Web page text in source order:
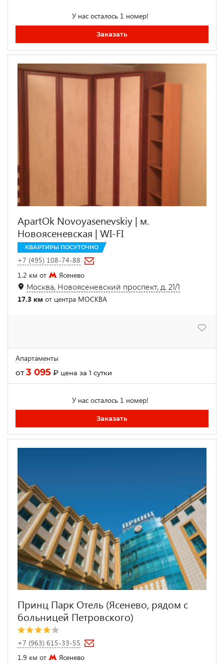
У нас осталось 1 номер!
Заказать
ApartOk Novoyasenevskiy | м.
Новоясеневская | WI-FI
КВАРТИРЫ ПОСУТОЧНО
+7 (495) 108-74-88
1.2 км от
Ясенево
Москва, Новоясеневский проспект, д. 21/1
17.3 км от центра МОСКВА
Апартаменты
от3 095 ₽ цена за 1 сутки
У нас осталось 1 номер!
Заказать
Принц Парк Отель (Ясенево, рядом с
больницей Петровского)
+7 (963) 615-33-55
1.9 км от
Ясенево